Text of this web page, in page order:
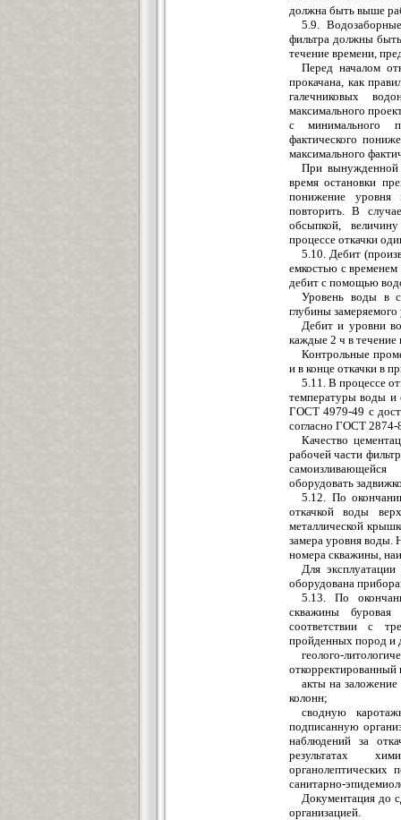
должна быть выше
5.9.
фильтра должны
течение времени,
Перед началом
прокачана, как
галечниковых
максимального
с минимального
фактического
максимального
При вынужденной
время остановки
понижение
повторить. В слу
обсыпкой,
процессе откачки
5.10. Дебит
емкостью с временем
дебит с помощью
Уровень воды в
глубины
Дебит и уровни
каждые 2 ч в течение
Контрольные
и в конце откачки в
5.11. В процессе
температуры воды и
ГОСТ 4979-49 с
согласно ГОСТ 2874-
Качество
рабочей части
самоизливающейся
оборудовать
5.12. По
откачкой воды
металлической
замера уровня воды.
номера скважины,
Для
оборудована
5.13. По
скважины
соответствии с
пройденных пород и
геолого-
откорректированный
акты на заложение
колонн;
сводную
подписанную
наблюдений за
результатах
органолептических
санитарно-
Документация до
организацией.